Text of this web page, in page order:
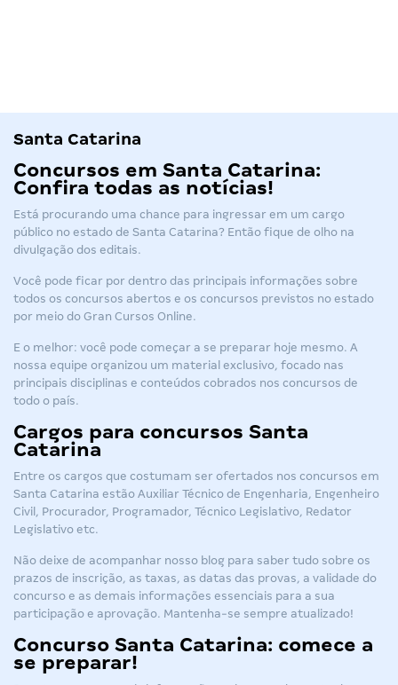
Santa Catarina
Concursos em Santa Catarina:
Confira todas as notícias!
Está procurando uma chance para ingressar em um cargo
público no estado de Santa Catarina? Então fique de olho na
divulgação dos editais.
Você pode ficar por dentro das principais informações sobre
todos os concursos abertos e os concursos previstos no estado
por meio do Gran Cursos Online.
E o melhor: você pode começar a se preparar hoje mesmo. A
nossa equipe organizou um material exclusivo, focado nas
principais disciplinas e conteúdos cobrados nos concursos de
todo o país.
Cargos para concursos Santa
Catarina
Entre os cargos que costumam ser ofertados nos concursos em
Santa Catarina estão Auxiliar Técnico de Engenharia, Engenheiro
Civil, Procurador, Programador, Técnico Legislativo, Redator
Legislativo etc.
Não deixe de acompanhar nosso blog para saber tudo sobre os
prazos de inscrição, as taxas, as datas das provas, a validade do
concurso e as demais informações essenciais para a sua
participação e aprovação. Mantenha-se sempre atualizado!
Concurso Santa Catarina: comece a
se preparar!